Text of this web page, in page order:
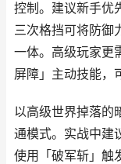
控制。建议新手优
三次格挡可将防御
一体。高级玩家更
屏障」主动技能，
以高级世界掉落的
通模式。实战中建
使用「破军斩」触